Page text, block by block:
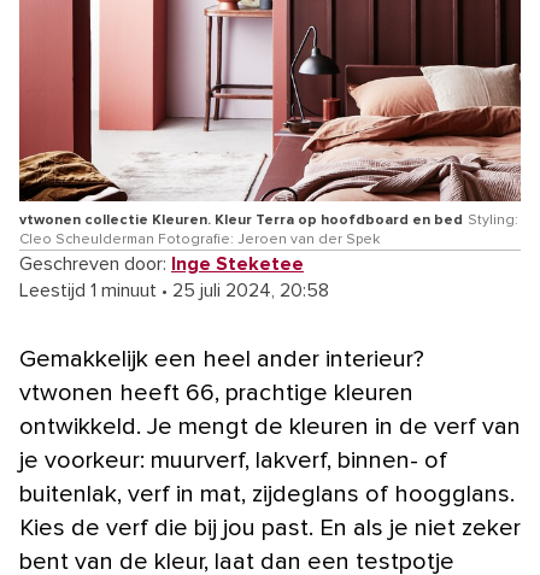
vtwonen collectie Kleuren. Kleur Terra op hoofdboard en bed Styling:
Cleo Scheulderman Fotografie: Jeroen van der Spek
Geschreven door:
Inge Steketee
Leestijd 1 minuut • 25 juli 2024, 20:58
Gemakkelijk een heel ander interieur?
vtwonen heeft 66, prachtige kleuren
ontwikkeld. Je mengt de kleuren in de verf van
je voorkeur: muurverf, lakverf, binnen- of
buitenlak, verf in mat, zijdeglans of hoogglans.
Kies de verf die bij jou past. En als je niet zeker
bent van de kleur, laat dan een testpotje